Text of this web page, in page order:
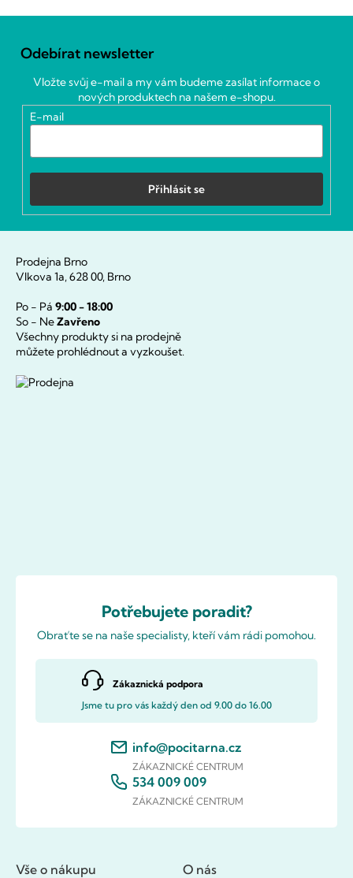
Odebírat newsletter
Vložte svůj e-mail a my vám budeme zasílat informace o
nových produktech na našem e-shopu.
E-mail
Přihlásit se
Prodejna Brno
Vlkova 1a, 628 00, Brno
Po - Pá 9:00 - 18:00
So - NeZavřeno
Všechny produkty si na prodejně
můžete prohlédnout a vyzkoušet.
Potřebujete poradit?
Obraťte se na naše specialisty, kteří vám rádi pomohou.
Zákaznická podpora
Jsme tu pro vás každý den od 9.00 do 16.00
info@pocitarna.cz
ZÁKAZNICKÉ CENTRUM
534 009 009
ZÁKAZNICKÉ CENTRUM
Vše o nákupu O nás